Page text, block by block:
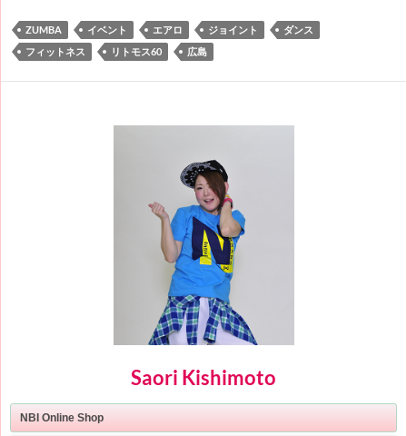
ZUMBA イベント エアロ ジョイント
ダンス
フィットネス
リトモス60 広島
Saori Kishimoto
NBI Online Shop